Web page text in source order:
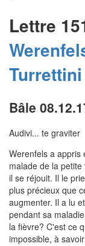
Lettre
Turrettini
Bâle
Audivi... te graviter
Werenfels a appris
malade de la
il se réjouit. Il le
plus précieux que
augmenter. Il a lu
pendant sa
la fièvre? C'est ce
impossible, à